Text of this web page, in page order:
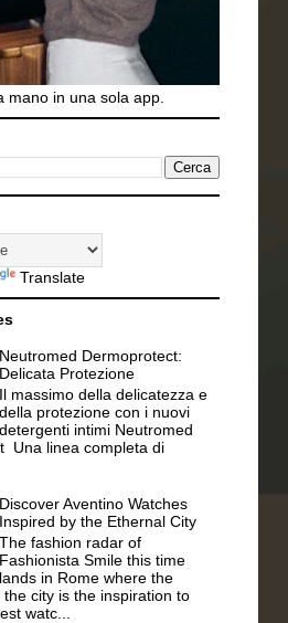
mano in una sola app.
Translate
Neutromed Dermoprotect:
Delicata Protezione
Il massimo della delicatezza e
della protezione con i nuovi
detergenti intimi Neutromed
Una linea completa di
Discover Aventino Watches
Inspired by the Ethernal City
The fashion radar of
Fashionista Smile this time
lands in Rome where the
city is the inspiration to
watc...